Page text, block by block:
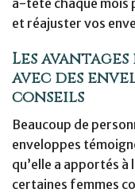
et réajuster vos
Les
avec des
conseils
Beaucoup de
enveloppes
qu’elle a apportés
certaines femmes